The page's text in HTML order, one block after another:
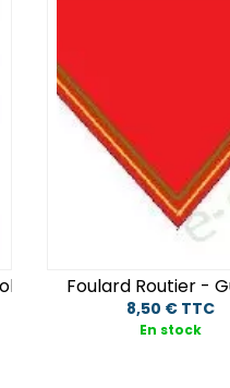
moins de 30€
de FeuFoulard Routier -
8,50 € TTC
En stock